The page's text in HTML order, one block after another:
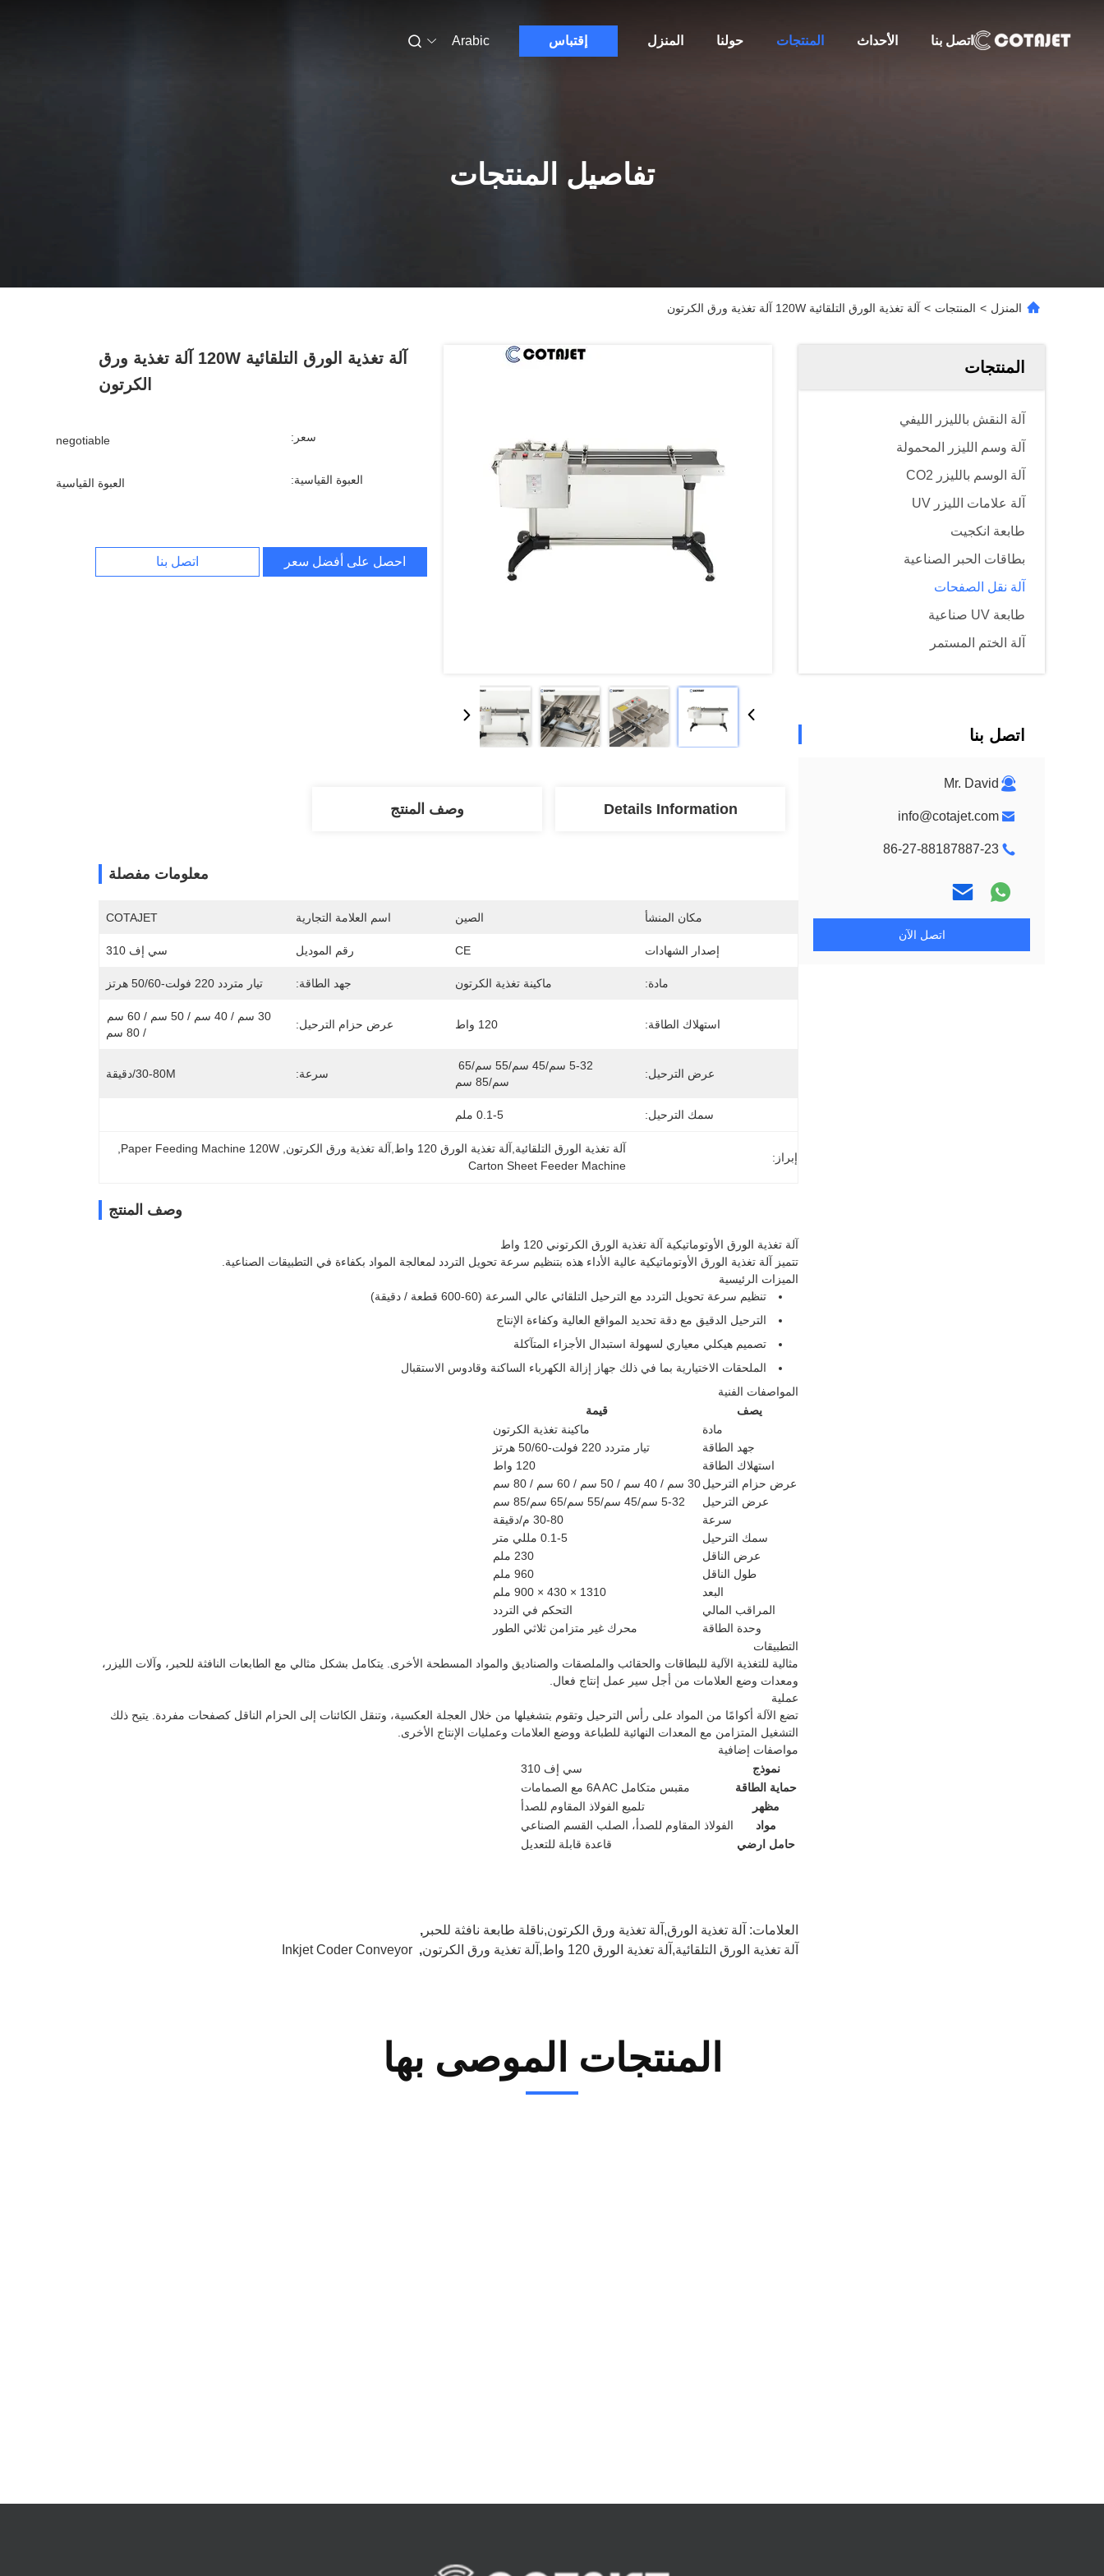
المنزل حولنا المنتجات الأحداث اتصل بنا إقتباس Arabic
تفاصيل المنتجات
المنزل > المنتجات > آلة تغذية الورق التلقائية 120W آلة تغذية ورق الكرتون
المنتجات
آلة النقش بالليزر الليفي
آلة وسم الليزر المحمولة
آلة الوسم بالليزر CO2
آلة علامات الليزر UV
طابعة انكجيت
بطاقات الحبر الصناعية
آلة نقل الصفحات
طابعة UV صناعية
آلة الختم المستمر
اتصل بنا
Mr. David
info@cotajet.com
86-27-88187887-23
اتصل الآن
آلة تغذية الورق التلقائية 120W آلة تغذية ورق
الكرتون
سعر: negotiable
العبوة القياسية: العبوة القياسية
احصل على أفضل سعر اتصل بنا
Details Information وصف المنتج
معلومات مفصلة
مكان المنشأ الصين اسم العلامة التجارية COTAJET
إصدار الشهادات CE رقم الموديل سي إف 310
مادة: ماكينة تغذية الكرتون جهد الطاقة: تيار متردد 220 فولت-50/60 هرتز
استهلاك الطاقة: 120 واط عرض حزام الترحيل:
/ 80 سم
عرض الترحيل:
سم/85 سم
سرعة: 30-80M/دقيقة
سمك الترحيل: 0.1-5 ملم
إبراز:
آلة تغذية الورق التلقائية,آلة تغذية الورق 120 واط,آلة تغذية ورق الكرتون ,
Paper Feeding Machine 120W
Carton Sheet Feeder Machine
وصف المنتج
آلة تغذية الورق الأوتوماتيكية آلة تغذية الورق الكرتوني 120 واط
تتميز آلة تغذية الورق الأوتوماتيكية عالية الأداء هذه بتنظيم سرعة تحويل التردد لمعالجة المواد بكفاءة في التطبيقات الصناعية.
الميزات الرئيسية
تنظيم سرعة تحويل التردد مع الترحيل التلقائي عالي السرعة (60-600 قطعة / دقيقة)
الترحيل الدقيق مع دقة تحديد المواقع العالية وكفاءة الإنتاج
تصميم هيكلي معياري لسهولة استبدال الأجزاء المتآكلة
الملحقات الاختيارية بما في ذلك جهاز إزالة الكهرباء الساكنة وقادوس الاستقبال
المواصفات الفنية
يصف
قيمة
مادة
ماكينة تغذية الكرتون
جهد الطاقة
تيار متردد 220 فولت-50/60 هرتز
استهلاك الطاقة
120 واط
عرض حزام الترحيل30 سم / 40 سم / 50 سم / 60 سم / 80 سم
عرض الترحيل
5-32 سم/45 سم/55 سم/65 سم/85 سم
سرعة
30-80 م/دقيقة
سمك الترحيل
0.1-5 مللي متر
عرض الناقل
230 ملم
طول الناقل
960 ملم
البعد
1310 × 430 × 900 ملم
المراقب المالي
التحكم في التردد
وحدة الطاقة
محرك غير متزامن ثلاثي الطور
التطبيقات
مثالية للتغذية الآلية للبطاقات والحقائب والملصقات والصناديق والمواد المسطحة الأخرى. يتكامل بشكل مثالي مع الطابعات النافثة للحبر، وآلات الليزر،
ومعدات وضع العلامات من أجل سير عمل إنتاج فعال.
عملية
تضع الآلة أكوامًا من المواد على رأس الترحيل وتقوم بتشغيلها من خلال العجلة العكسية، وتنقل الكائنات إلى الحزام الناقل كصفحات مفردة. يتيح ذلك
التشغيل المتزامن مع المعدات النهائية للطباعة ووضع العلامات وعمليات الإنتاج الأخرى.
مواصفات إضافية
نموذج
سي إف 310
حماية الطاقة
مقبس متكامل 6A AC مع الصمامات
مظهر
تلميع الفولاذ المقاوم للصدأ
مواد
الفولاذ المقاوم للصدأ، الصلب القسم الصناعي
حامل ارضي
قاعدة قابلة للتعديل
العلامات: آلة تغذية الورق,آلة تغذية ورق الكرتون,ناقلة طابعة نافثة للحبر ,
آلة تغذية الورق التلقائية,آلة تغذية الورق 120 واط,آلة تغذية ورق الكرتون
,
Inkjet Coder Conveyor
المنتجات الموصى بها